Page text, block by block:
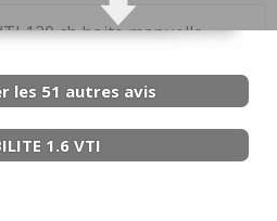
120 ch boite manuelle,
ch 38800 kms, 2008, Féline
les 51 autres avis
1.6 VTI